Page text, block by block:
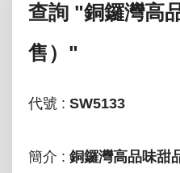
查詢 "銅鑼灣高
售）"
代號 : SW5133
簡介 : 銅鑼灣高品味甜